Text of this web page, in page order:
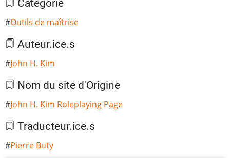
Catégorie
Outils de maîtrise
Auteur.ice.s
John H. Kim
Nom du site d'Origine
John H. Kim Roleplaying Page
Traducteur.ice.s
Pierre Buty